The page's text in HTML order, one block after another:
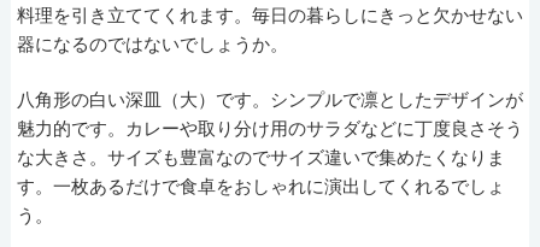
料理を引き立ててくれます。毎日の暮らしにきっと欠かせない
器になるのではないでしょうか。
八角形の白い深皿（大）です。シンプルで凛としたデザインが
魅力的です。カレーや取り分け用のサラダなどに丁度良さそう
な大きさ。サイズも豊富なのでサイズ違いで集めたくなりま
す。一枚あるだけで食卓をおしゃれに演出してくれるでしょ
う。